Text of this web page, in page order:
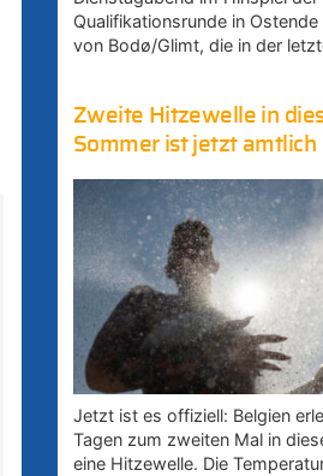
Qualifikationsrunde in
von Bodø/Glimt, die in der
Zweite Hitzewelle in
Sommer ist jetzt amtlich
Jetzt ist es offiziell: Belgien
Tagen zum zweiten Mal in
eine Hitzewelle. Die